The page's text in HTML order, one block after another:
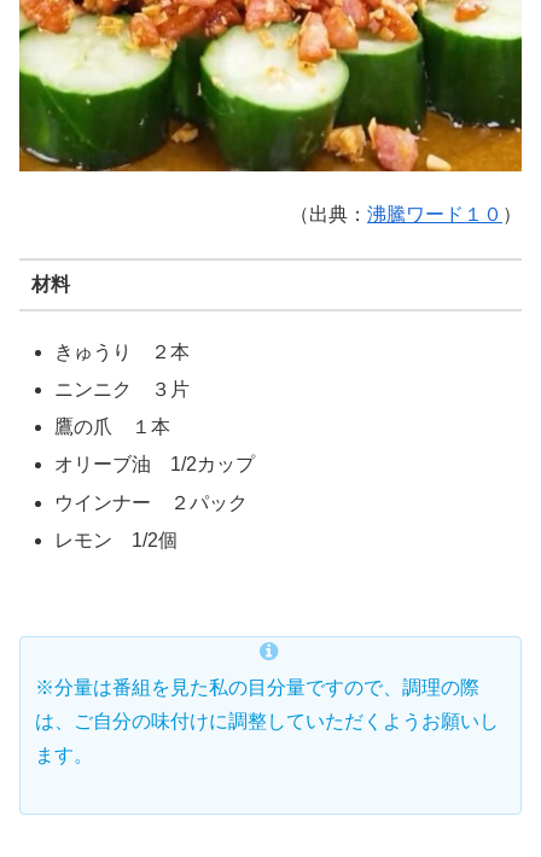
（出典： 沸騰ワード１０ ）
材料
きゅうり ２本
ニンニク ３片
鷹の爪 １本
オリーブ油 1/2カップ
ウインナー ２パック
レモン 1/2個
※分量は番組を見た私の目分量ですので、調理の際
は、ご自分の味付けに調整していただくようお願いし
ます。